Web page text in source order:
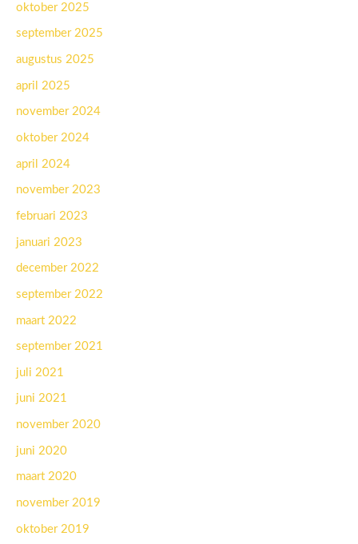
oktober 2025
september 2025
augustus 2025
april 2025
november 2024
oktober 2024
april 2024
november 2023
februari 2023
januari 2023
december 2022
september 2022
maart 2022
september 2021
juli 2021
juni 2021
november 2020
juni 2020
maart 2020
november 2019
oktober 2019